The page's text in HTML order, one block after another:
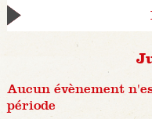
Aucun évènement
période